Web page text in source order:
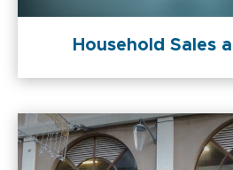
Household Sales